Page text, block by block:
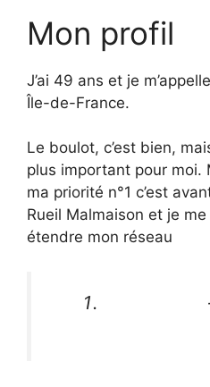
Mon profil
J’ai 49 ans et je
Île-de-France.
Le boulot, c’est bien,
plus important pour moi.
ma priorité n°1 c’est
Rueil Malmaison et je
étendre mon réseau